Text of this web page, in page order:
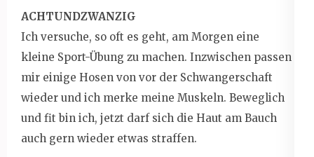
ACHTUNDZWANZIG
Ich versuche, so oft es geht, am Morgen eine
kleine Sport-Übung zu machen. Inzwischen passen
mir einige Hosen von vor der Schwangerschaft
wieder und ich merke meine Muskeln. Beweglich
und fit bin ich, jetzt darf sich die Haut am Bauch
auch gern wieder etwas straffen.